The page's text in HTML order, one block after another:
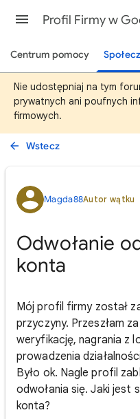
Centrum pomocy
Nie udostępniaj na tym
prywatnych ani poufnych
firmowych.
Wstecz
Magda88Autor wątku
Odwołanie
konta
Mój profil firmy został
przyczyny. Przeszłam
weryfikację, nagrania z
prowadzenia
Było ok. Nagle profil
odwołania się. Jaki jest
konta?